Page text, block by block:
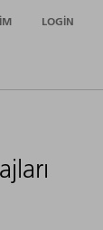
LOGIN